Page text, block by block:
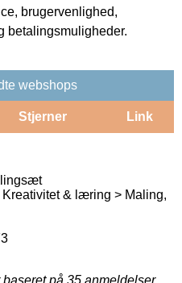
brugervenlighed,
betalingsmuligheder.
webshops
Stjerner Link
Kreativitet & læring > Maling,
på 35 anmeldelser